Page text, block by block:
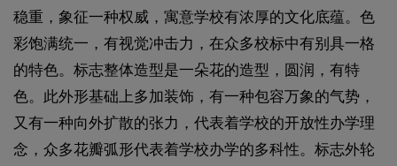
稳重，象征一种权威，寓意学校有浓厚的文化底蕴。色
彩饱满统一，有视觉冲击力，在众多校标中有别具一格
的特色。标志整体造型是一朵花的造型，圆润，有特
色。此外形基础上多加装饰，有一种包容万象的气势，
又有一种向外扩散的张力，代表着学校的开放性办学理
念，众多花瓣弧形代表着学校办学的多科性。标志外轮